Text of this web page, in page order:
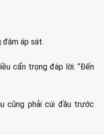
đậm áp sát.
cẩn trọng đáp lời: “Đến
cũng phải cúi đầu trước